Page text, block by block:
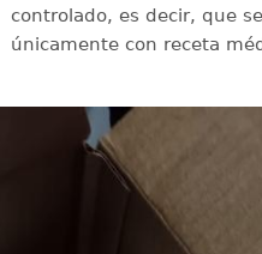
controlado, es decir, que
únicamente con receta